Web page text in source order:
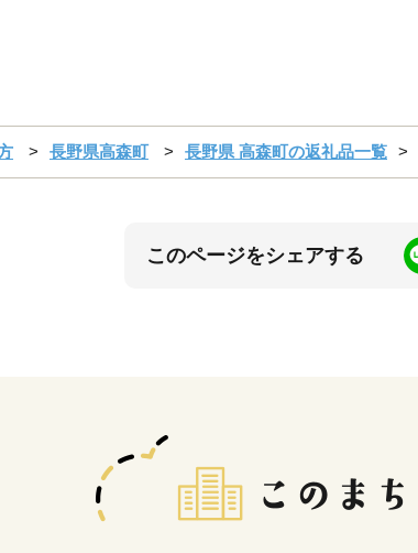
長野県高森町 長野県 高森町の返礼品一覧
このページをシェアする